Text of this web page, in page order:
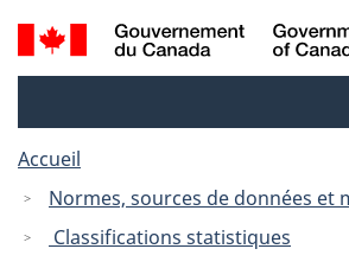
Passer
au
Passer
à
Recherche
et
Accueil
Normes, sources de données et
Classifications statistiques